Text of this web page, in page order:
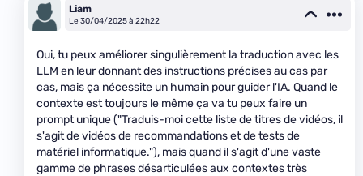
Liam
Le 30/04/2025 à 22h22
Oui, tu peux améliorer singulièrement la traduction avec les
LLM en leur donnant des instructions précises au cas par
cas, mais ça nécessite un humain pour guider l'IA. Quand le
contexte est toujours le même ça va tu peux faire un
prompt unique ("Traduis-moi cette liste de titres de vidéos, il
s'agit de vidéos de recommandations et de tests de
matériel informatique."), mais quand il s'agit d'une vaste
gamme de phrases désarticulées aux contextes très